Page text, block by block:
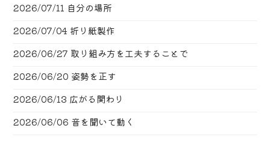
2026/07/11 自分の場所
2026/07/04 折り紙製作
2026/06/27 取り組み方を工夫することで
2026/06/20 姿勢を正す
2026/06/13 広がる関わり
2026/06/06 音を聞いて動く